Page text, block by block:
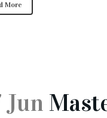
More
Jun